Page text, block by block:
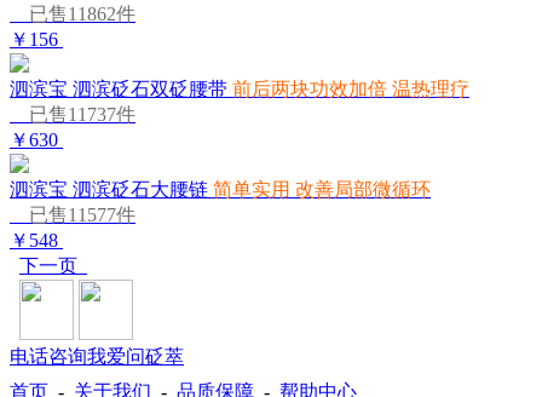
已售11862件
￥156
泗滨宝 泗滨砭石双砭腰带 前后两块功效加倍 温热理疗
已售11737件
￥630
泗滨宝 泗滨砭石大腰链 简单实用 改善局部微循环
已售11577件
￥548
下一页
电话咨询我爱问砭萃
首页 - 关于我们 - 品质保障 - 帮助中心